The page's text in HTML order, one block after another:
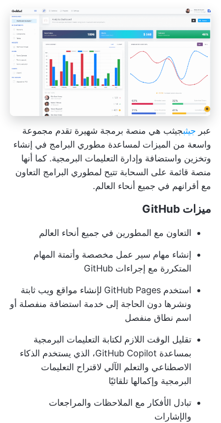
عبر جيثبجيثب هي منصة برمجة شهيرة تقدم مجموعة
واسعة من الميزات لمساعدة مطوري البرامج في إنشاء
وتخزين واستضافة وإدارة التعليمات البرمجية. كما أنها
منصة قائمة على السحابة تتيح لمطوري البرامج التعاون
مع أقرانهم في جميع أنحاء العالم.
ميزات GitHub
التعاون مع المطورين في جميع أنحاء العالم
إنشاء مهام سير عمل مخصصة وأتمتة المهام
المتكررة مع إجراءات GitHub
استخدم GitHub Pages لإنشاء مواقع ويب ثابتة
ونشرها دون الحاجة إلى خدمة استضافة منفصلة أو
اسم نطاق منفصل
تقليل الوقت اللازم لكتابة التعليمات البرمجية
بمساعدة GitHub Copilot، الذي يستخدم الذكاء
الاصطناعي والتعلم الآلي لاقتراح التعليمات
البرمجية وإكمالها تلقائيًا
تبادل الأفكار مع الملاحظات والمراجعات
والإشارات